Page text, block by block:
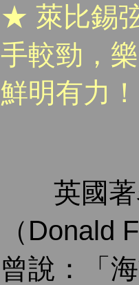
★ 萊比錫
手較勁，
鮮明有力！
英國著
（Donald
曾說：「